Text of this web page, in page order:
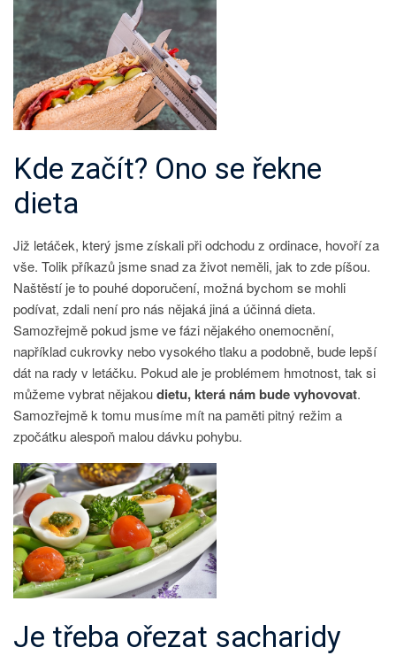
Kde začít? Ono se řekne
dieta
Již letáček, který jsme získali při odchodu z ordinace, hovoří za
vše. Tolik příkazů jsme snad za život neměli, jak to zde píšou.
Naštěstí je to pouhé doporučení, možná bychom se mohli
podívat, zdali není pro nás nějaká jiná a účinná dieta.
Samozřejmě pokud jsme ve fázi nějakého onemocnění,
například cukrovky nebo vysokého tlaku a podobně, bude lepší
dát na rady v letáčku. Pokud ale je problémem hmotnost, tak si
můžeme vybrat nějakoudietu, která nám bude vyhovovat.
Samozřejmě k tomu musíme mít na paměti pitný režim a
zpočátku alespoň malou dávku pohybu.
Je třeba ořezat sacharidy